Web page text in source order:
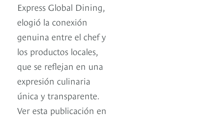
Express Global Dining,
elogió la conexión
genuina entre el chef y
los productos locales,
que se reflejan en una
expresión culinaria
única y transparente.
Ver esta publicación en